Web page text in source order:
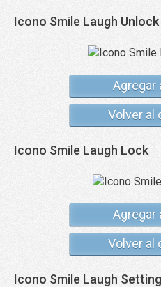
Icono Smile Laugh Unlock
Agregar
Volver al
Icono Smile Laugh Lock
Agregar
Volver al
Icono Smile Laugh